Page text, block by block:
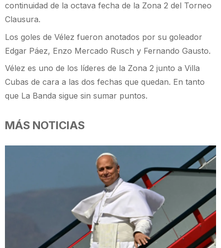
continuidad de la octava fecha de la Zona 2 del Torneo
Clausura.
Los goles de Vélez fueron anotados por su goleador
Edgar Páez, Enzo Mercado Rusch y Fernando Gausto.
Vélez es uno de los líderes de la Zona 2 junto a Villa
Cubas de cara a las dos fechas que quedan. En tanto
que La Banda sigue sin sumar puntos.
MÁS NOTICIAS